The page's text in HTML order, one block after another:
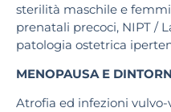
sterilità maschile e
prenatali precoci, NIPT /
patologia ostetrica
MENOPAUSA E
Atrofia ed infezioni